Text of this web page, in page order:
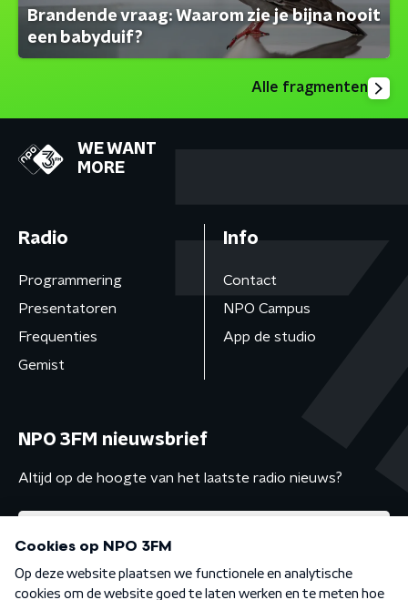
Brandende vraag: Waarom zie je bijna nooit
een babyduif?
Alle fragmenten
WE WANT
MORE
Radio
Programmering
Presentatoren
Frequenties
Gemist
Info
Contact
NPO Campus
App de studio
NPO 3FM nieuwsbrief
Altijd op de hoogte van het laatste radio nieuws?